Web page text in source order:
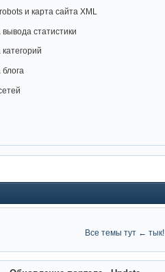
и карта сайта XML
статистики
Все темы тут ← тык!